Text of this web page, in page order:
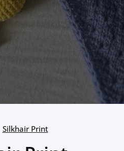
Silkhair Print